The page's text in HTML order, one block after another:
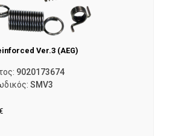
Ver.3 (AEG)
9020173674
SMV3